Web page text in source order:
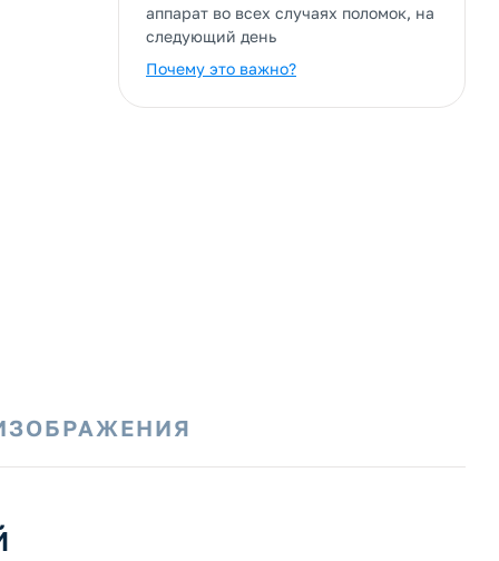
аппарат во всех случаях поломок, на
следующий день
Почему это важно?